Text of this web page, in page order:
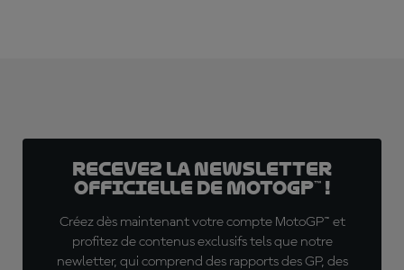
Recevez la Newsletter
officielle de MotoGP™ !
Créez dès maintenant votre compte MotoGP™ et
profitez de contenus exclusifs tels que notre
newletter, qui comprend des rapports des GP, des